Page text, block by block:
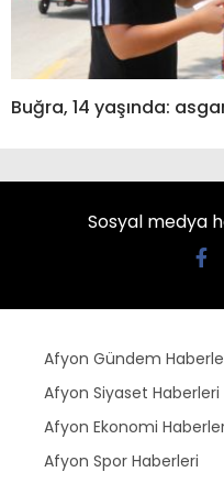
Buğra, 14 yaşında:
Sosyal medya
Afyon Gündem
Afyon Siyaset Haberleri
Afyon Ekonomi
Afyon Spor Haberleri